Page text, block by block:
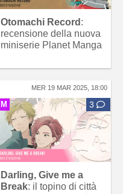
Otomachi Record :
recensione della nuova
miniserie Planet Manga
MER 19 MAR 2025, 18:00
M 3
Darling, Give me a
Break: il topino di città